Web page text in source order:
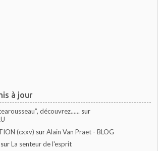
à jour
découvrez...... sur
(cxxv) surAlain Van Praet - BLOG
surLa senteur de l'esprit